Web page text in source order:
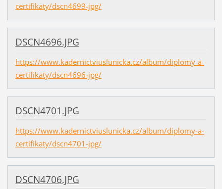
certifikaty/dscn4699-jpg/
DSCN4696.JPG
https://www.kadernictviuslunicka.cz/album/diplomy-a-
certifikaty/dscn4696-jpg/
DSCN4701.JPG
https://www.kadernictviuslunicka.cz/album/diplomy-a-
certifikaty/dscn4701-jpg/
DSCN4706.JPG